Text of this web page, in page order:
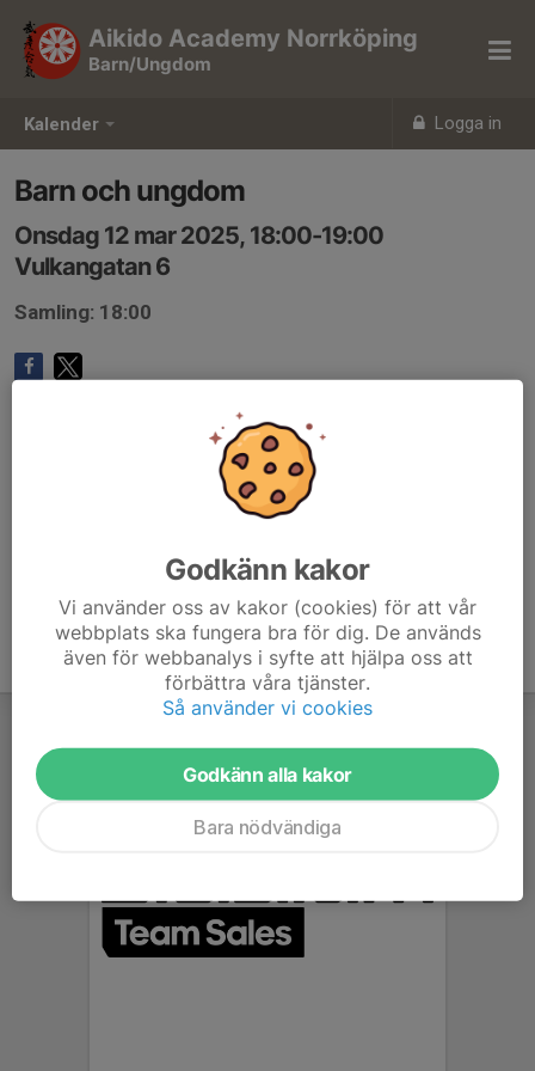
Kalender Logga in
Aikido Academy Norrköping
Barn/Ungdom
Barn och ungdom
Onsdag 12 mar 2025, 18:00-19:00
Vulkangatan 6
Samling: 18:00
Godkänn kakor
Vi använder oss av kakor (cookies) för att vår
webbplats ska fungera bra för dig. De används
även för webbanalys i syfte att hjälpa oss att
förbättra våra tjänster.
Så använder vi cookies
Godkänn alla kakor
Bara nödvändiga